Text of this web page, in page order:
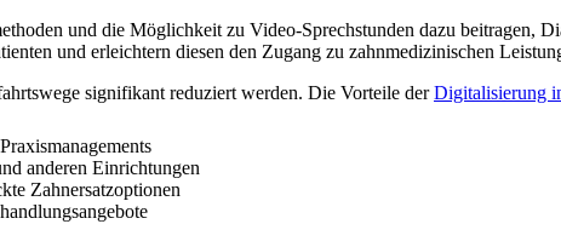
und die Möglichkeit zu Video-Sprechstunden dazu beitragen,
und erleichtern diesen den Zugang zu zahnmedizinischen
signifikant reduziert werden. Die Vorteile derDigitalisierung
anderen Einrichtungen
Zahnersatzoptionen